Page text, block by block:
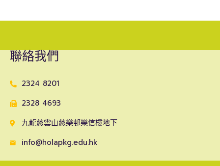
聯絡我們
2324 8201
2328 4693
九龍慈雲山慈樂邨樂信樓地下
info@holapkg.edu.hk